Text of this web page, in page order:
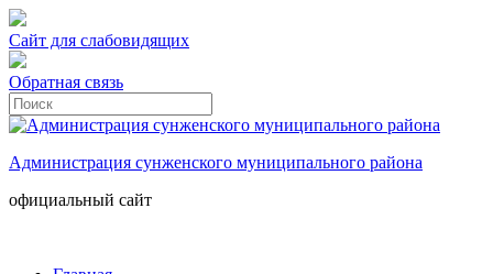
Сайт для слабовидящих
Обратная связь
Администрация сунженского муниципального района
официальный сайт